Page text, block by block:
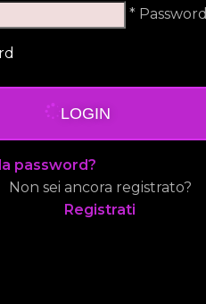
* Password
LOGIN
password?
Non sei ancora registrato?
Registrati